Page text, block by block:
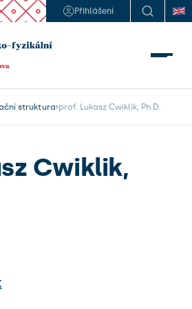
Přihlášení
struktura prof. Lukasz Cwiklik, Ph.D.
Cwiklik,